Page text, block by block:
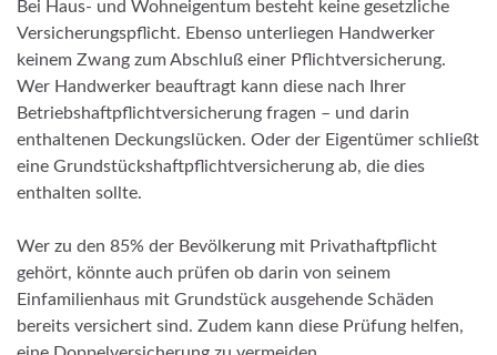
Bei Haus- und Wohneigentum besteht keine gesetzliche
Versicherungspflicht. Ebenso unterliegen Handwerker
keinem Zwang zum Abschluß einer Pflichtversicherung.
Wer Handwerker beauftragt kann diese nach Ihrer
Betriebshaftpflichtversicherung fragen – und darin
enthaltenen Deckungslücken. Oder der Eigentümer schließt
eine Grundstückshaftpflichtversicherung ab, die dies
enthalten sollte.
Wer zu den 85% der Bevölkerung mit Privathaftpflicht
gehört, könnte auch prüfen ob darin von seinem
Einfamilienhaus mit Grundstück ausgehende Schäden
bereits versichert sind. Zudem kann diese Prüfung helfen,